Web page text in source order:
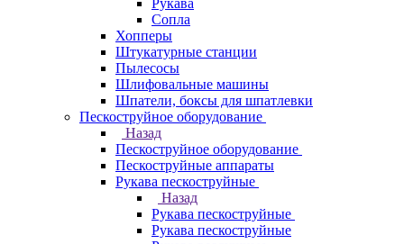
Рукава
Сопла
Хопперы
Штукатурные станции
Пылесосы
Шлифовальные машины
Шпатели, боксы для шпатлевки
Пескоструйное оборудование
Назад
Пескоструйное оборудование
Пескоструйные аппараты
Рукава пескоструйные
Назад
Рукава пескоструйные
Рукава пескоструйные